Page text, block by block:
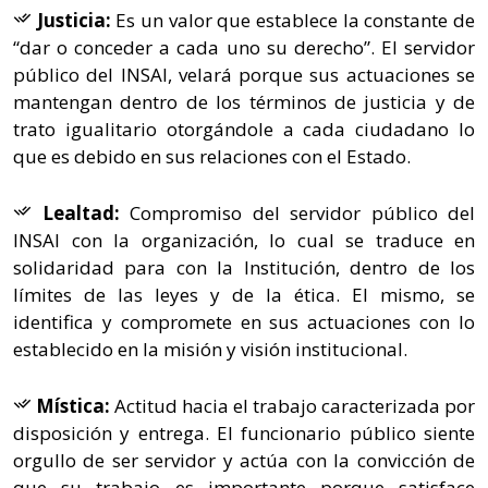
Justicia: Es un valor que establece la constante de
“dar o conceder a cada uno su derecho”. El servidor
público del INSAI, velará porque sus actuaciones se
mantengan dentro de los términos de justicia y de
trato igualitario otorgándole a cada ciudadano lo
que es debido en sus relaciones con el Estado.
Lealtad: Compromiso del servidor público del
INSAI con la organización, lo cual se traduce en
solidaridad para con la Institución, dentro de los
límites de las leyes y de la ética. El mismo, se
identifica y compromete en sus actuaciones con lo
establecido en la misión y visión institucional.
Mística: Actitud hacia el trabajo caracterizada por
disposición y entrega. El funcionario público siente
orgullo de ser servidor y actúa con la convicción de